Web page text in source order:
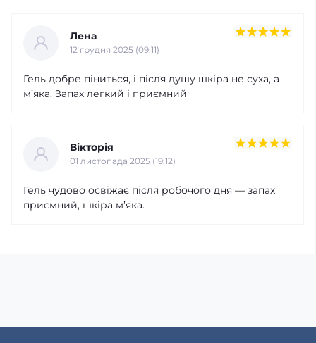
Лена
12 грудня 2025 (09:11)
Гель добре піниться, і після душу шкіра не суха, а
м’яка. Запах легкий і приємний
Вікторія
01 листопада 2025 (19:12)
Гель чудово освіжає після робочого дня — запах
приємний, шкіра м’яка.